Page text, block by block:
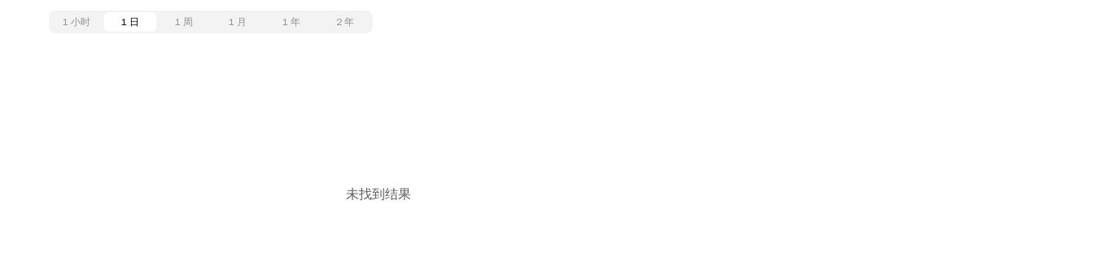
1 小时 1 日 1 周 1 月 1 年 2 年
未找到结果